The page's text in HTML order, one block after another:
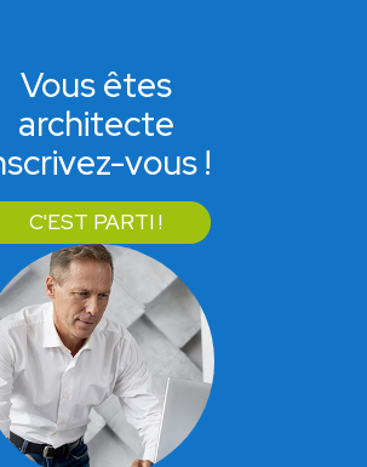
Vous êtes
architecte
vous !
C'EST PARTI !